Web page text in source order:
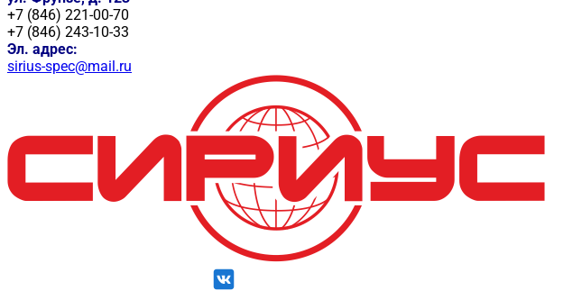
+7 (846) 221-00-70
+7 (846) 243-10-33
Эл. адрес:
sirius-spec@mail.ru